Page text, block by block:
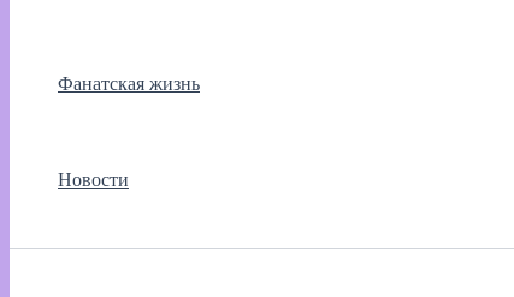
Фанатская жизнь
Новости